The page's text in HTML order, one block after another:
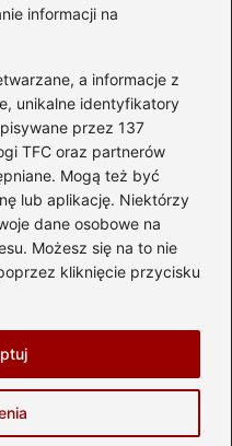
informacji na
a informacje z
unikalne identyfikatory
przez 137
TFC oraz partnerów
Mogą też być
lub aplikację. Niektórzy
dane osobowe na
Możesz się na to nie
kliknięcie przycisku
Zasady użytkowania